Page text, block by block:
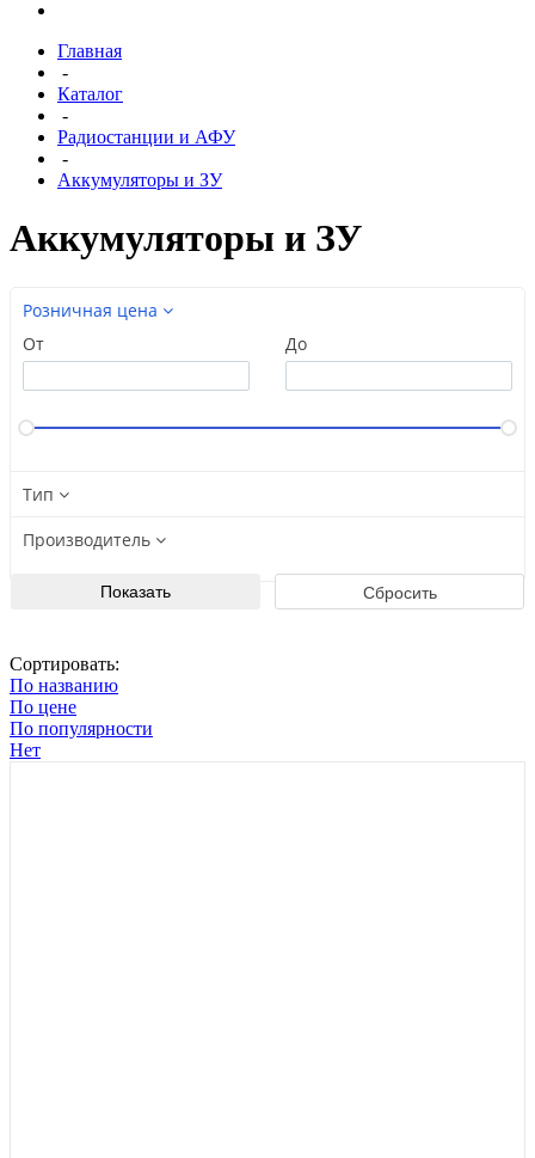
Главная
-
Каталог
-
Радиостанции и АФУ
-
Аккумуляторы и ЗУ
Аккумуляторы и ЗУ
Розничная цена
От
До
Тип
Производитель
Сортировать:
По названию
По цене
По популярности
Нет